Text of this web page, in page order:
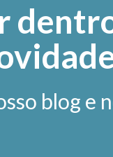
blog e